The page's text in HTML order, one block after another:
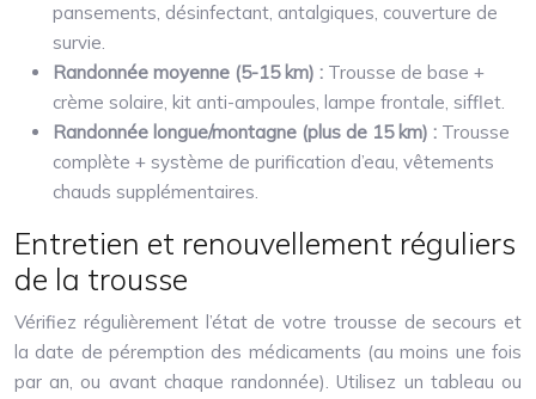
pansements, désinfectant, antalgiques, couverture de
survie.
Randonnée moyenne (5-15 km) : Trousse de base +
crème solaire, kit anti-ampoules, lampe frontale, sifflet.
Randonnée longue/montagne (plus de 15 km) : Trousse
complète + système de purification d’eau, vêtements
chauds supplémentaires.
Entretien et renouvellement réguliers
de la trousse
Vérifiez régulièrement l’état de votre trousse de secours et
la date de péremption des médicaments (au moins une fois
par an, ou avant chaque randonnée). Utilisez un tableau ou